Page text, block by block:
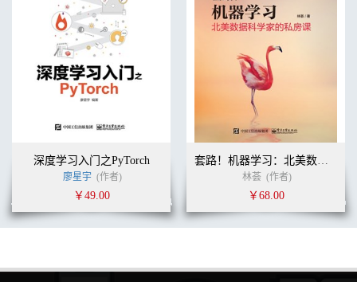
9.6.9 进行方法调用 154
9.6.10 加载RestMethodInfo的剩余属性 156
9.6.11 构建请求参数retrofit.client.Request 160
9.6.12 利用clientProvider进行真正的调用 161
9.6.13 处理响应 162
第10章 微服务降级容错 163
10.1 初识Hystrix 163
10.2 使用Hystrix实现服务降级容错 167
10.2.1 搭建项目框架 167
10.2.2 创建AsyncHttpClient调用实体类 170
10.2.3 服务通信框架集成服务降级容错功能 171
10.2.4 验证服务降级容错功能 173
深度学习入门之PyTorch
廖星宇 (作者)
￥49.00
套路！机器学习：北美数据科学家的私房课
林荟 (作者)
￥68.00